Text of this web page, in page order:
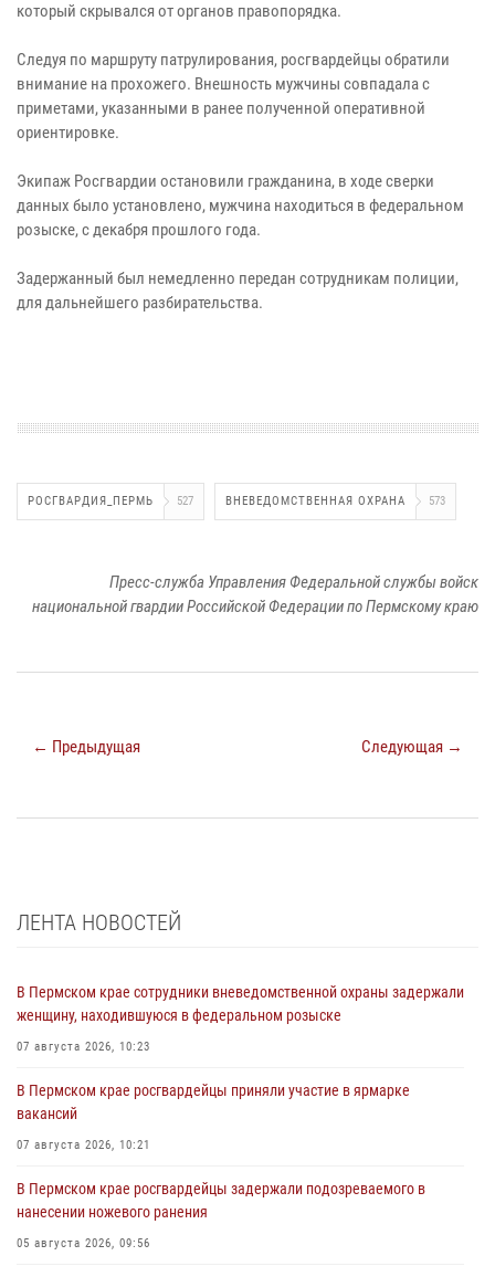
который скрывался от органов правопорядка.
Следуя по маршруту патрулирования, росгвардейцы обратили
внимание на прохожего. Внешность мужчины совпадала с
приметами, указанными в ранее полученной оперативной
ориентировке.
Экипаж Росгвардии остановили гражданина, в ходе сверки
данных было установлено, мужчина находиться в федеральном
розыске, с декабря прошлого года.
Задержанный был немедленно передан сотрудникам полиции,
для дальнейшего разбирательства.
РОСГВАРДИЯ_ПЕРМЬ 527 ВНЕВЕДОМСТВЕННАЯ ОХРАНА 573
Пресс-служба Управления Федеральной службы войск
национальной гвардии Российской Федерации по Пермскому краю
← Предыдущая Следующая →
ЛЕНТА НОВОСТЕЙ
В Пермском крае сотрудники вневедомственной охраны задержали
женщину, находившуюся в федеральном розыске
07 августа 2026, 10:23
В Пермском крае росгвардейцы приняли участие в ярмарке
вакансий
07 августа 2026, 10:21
В Пермском крае росгвардейцы задержали подозреваемого в
нанесении ножевого ранения
05 августа 2026, 09:56